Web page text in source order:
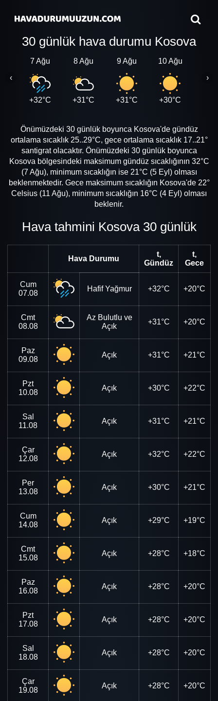
30 günlük hava durumu Kosova
7 Ağu
+32°C
8 Ağu
+31°C
9 Ağu
+31°C
10 Ağu
+30°C
‹ ›
Önümüzdeki 30 günlük boyunca Kosova'de gündüz
ortalama sıcaklık 25..29°C, gece ortalama sıcaklık 17..21°
santigrat olacaktır. Önümüzdeki 30 günlük boyunca
Kosova bölgesindeki maksimum gündüz sıcaklığının 32°C
(7 Ağu), minimum sıcaklığın ise 21°C (5 Eyl) olması
beklenmektedir. Gece maksimum sıcaklığın Kosova'de 22°
Celsius (11 Ağu), minimum sıcaklığın 16°C (4 Eyl) olması
beklenir.
Hava tahmini Kosova 30 günlük
Hava Durumu
t,
Gündüz
t,
Gece
Cum
07.08
Hafif Yağmur +32°C +20°C
Cmt
08.08
Az Bulutlu ve
Açık
+31°C +20°C
Paz
09.08
Açık +31°C +21°C
Pzt
10.08
Açık +30°C +22°C
Sal
11.08
Açık +31°C +21°C
Çar
12.08
Açık +32°C +22°C
Per
13.08
Açık +30°C +21°C
Cum
14.08
Açık +29°C +19°C
Cmt
15.08
Açık +28°C +18°C
Paz
16.08
Açık +28°C +20°C
Pzt
17.08
Açık +28°C +20°C
Sal
18.08
Açık +28°C +20°C
Çar
19.08
Açık +28°C +20°C